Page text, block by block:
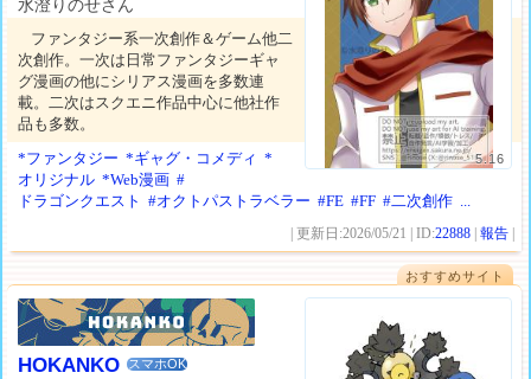
5.16
水澄りのせさん
ファンタジー系一次創作＆ゲーム他二
次創作。一次は日常ファンタジーギャ
グ漫画の他にシリアス漫画を多数連
載。二次はスクエニ作品中心に他社作
品も多数。
*ファンタジー *ギャグ・コメディ *
オリジナル *Web漫画 #
ドラゴンクエスト
#オクトパストラベラー #FE #FF #二次創作 ...
| 更新日:2026/05/21 | ID:22888 |報告
おすすめサイト
HOKANKO スマホOK